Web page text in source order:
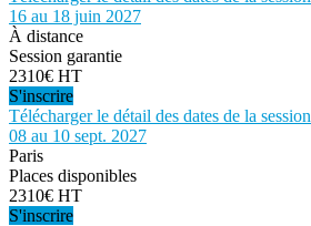
16 au 18 juin 2027
À distance
Session garantie
2310€ HT
S'inscrire
Télécharger le détail des dates de la session
08 au 10 sept. 2027
Paris
Places disponibles
2310€ HT
S'inscrire